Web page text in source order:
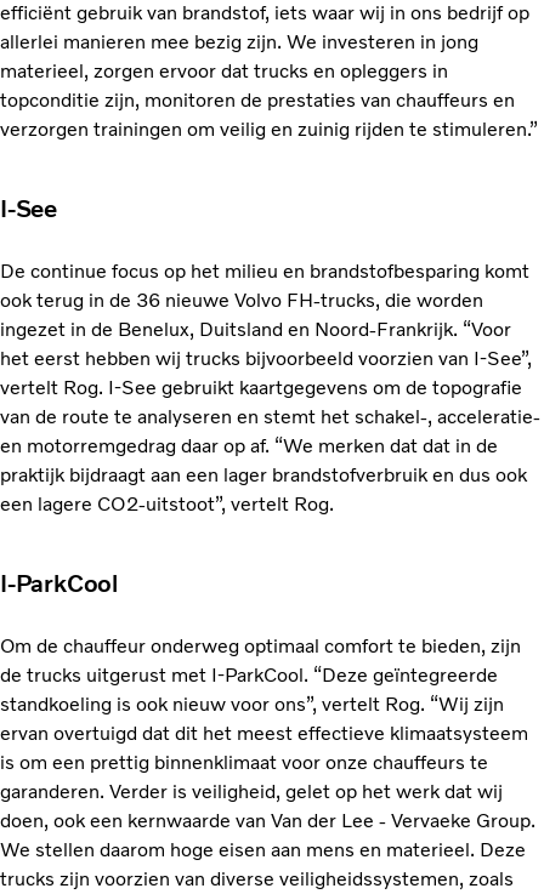
efficiënt gebruik van brandstof, iets waar wij in ons bedrijf op
allerlei manieren mee bezig zijn. We investeren in jong
materieel, zorgen ervoor dat trucks en opleggers in
topconditie zijn, monitoren de prestaties van chauffeurs en
verzorgen trainingen om veilig en zuinig rijden te stimuleren.”
I-See
De continue focus op het milieu en brandstofbesparing komt
ook terug in de 36 nieuwe Volvo FH-trucks, die worden
ingezet in de Benelux, Duitsland en Noord-Frankrijk. “Voor
het eerst hebben wij trucks bijvoorbeeld voorzien van I-See”,
vertelt Rog. I-See gebruikt kaartgegevens om de topografie
van de route te analyseren en stemt het schakel-, acceleratie-
en motorremgedrag daar op af. “We merken dat dat in de
praktijk bijdraagt aan een lager brandstofverbruik en dus ook
een lagere CO2-uitstoot”, vertelt Rog.
I-ParkCool
Om de chauffeur onderweg optimaal comfort te bieden, zijn
de trucks uitgerust met I-ParkCool. “Deze geïntegreerde
standkoeling is ook nieuw voor ons”, vertelt Rog. “Wij zijn
ervan overtuigd dat dit het meest effectieve klimaatsysteem
is om een prettig binnenklimaat voor onze chauffeurs te
garanderen. Verder is veiligheid, gelet op het werk dat wij
doen, ook een kernwaarde van Van der Lee - Vervaeke Group.
We stellen daarom hoge eisen aan mens en materieel. Deze
trucks zijn voorzien van diverse veiligheidssystemen, zoals